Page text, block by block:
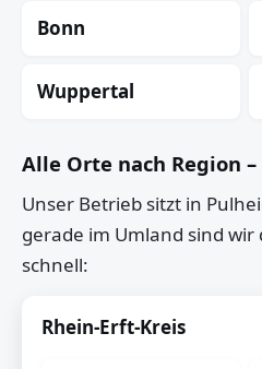
Bonn
Wuppertal
Alle Orte nach Region
Unser Betrieb sitzt in
gerade im Umland sind wir
schnell:
Rhein-Erft-Kreis